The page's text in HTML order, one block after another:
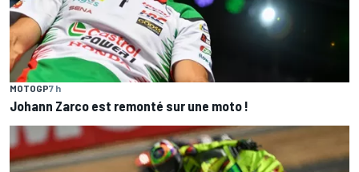
MOTOGP7 h
Johann Zarco est remonté sur une moto !